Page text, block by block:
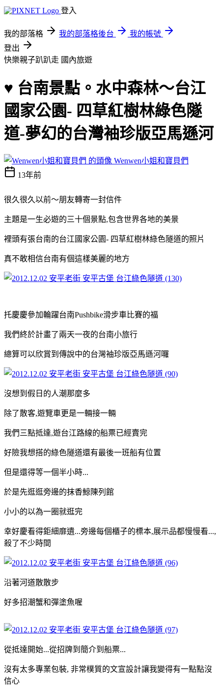
登入
我的部落格 我的部落格後台
我的帳號
登出
快樂親子趴趴走 國內旅遊
♥ 台南景點。水中森林～台江
國家公園- 四草紅樹林綠色隧
道-夢幻的台灣袖珍版亞馬遜河
Wenwen小姐和寶貝們
13年前
很久很久以前～朋友轉寄一封信件
主題是一生必遊的三十個景點,包含世界各地的美景
裡頭有張台南的台江國家公園- 四草紅樹林綠色隧道的照片
真不敢相信台南有個這樣美麗的地方
托慶慶參加輪躍台南Pushbike滑步車比賽的福
我們終於計畫了兩天一夜的台南小旅行
總算可以欣賞到傳說中的台灣袖珍版亞馬遜河囉
沒想到假日的人潮那麼多
除了散客,遊覽車更是一輛接一輛
我們三點抵達,遊台江路線的船票已經賣完
好險我想搭的綠色隧道還有最後一班船有位置
但是還得等一個半小時...
於是先逛逛旁邊的抹香鯨陳列館
小小的以為一圈就逛完
幸好慶看得鉅細靡遺...旁邊每個櫃子的標本,展示品都慢慢看...,
殺了不少時間
沿著河道散散步
好多招潮蟹和彈塗魚喔
從抵達開始...從招牌到簡介到船票...
沒有太多專業包裝, 非常樸質的文宣設計讓我變得有一點點沒
信心